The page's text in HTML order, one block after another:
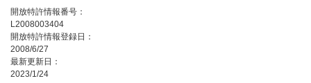
開放特許情報番号：
L2008003404
開放特許情報登録日：
2008/6/27
最新更新日：
2023/1/24